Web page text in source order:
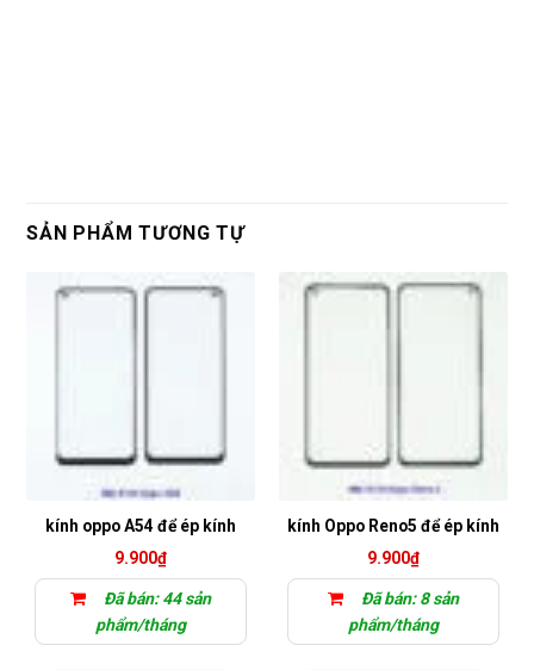
SẢN PHẨM TƯƠNG TỰ
kính oppo A54 để ép kính
9.900₫
Đã bán: 44 sản
phẩm/tháng
kính Oppo Reno5 để ép kính
9.900₫
Đã bán: 8 sản
phẩm/tháng